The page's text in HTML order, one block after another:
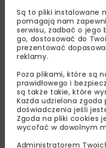
Lubisz wiedzieć
Zapisz się do
nas najlepsze
zaproszenia na
Są to pliki instalowane
pomagają nam
serwisu, zadbać o jego
go, dostosować do
prezentować
reklamy.
Poza plikami, które są
prawidłowego i
są także takie, które
Każda udzielona zgoda
doświadczenia jeśli
Zgoda na pliki cookies
wycofać w dowolnym
Administratorem